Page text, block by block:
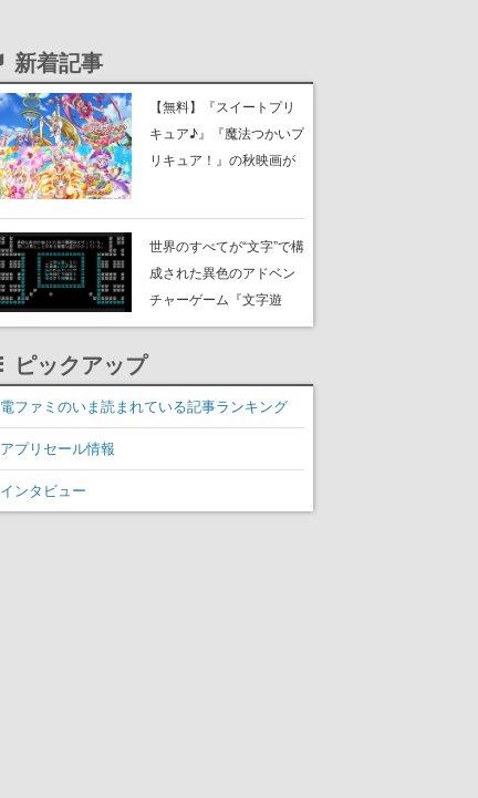
新着記事
【無料】『スイートプリ
キュア♪』『魔法つかいプ
リキュア！』の秋映画が
ア公開
世界のすべてが“文字”で構
成された異色のアドベン
チャーゲーム『文字遊
戯』PS5版が8月20日に配
り配信
ピックアップ
電ファミのいま読まれている記事ランキング
アプリセール情報
インタビュー